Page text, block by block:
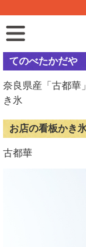
てのべたかだや
奈良県産「古都華
き氷
お店の看板かき
古都華